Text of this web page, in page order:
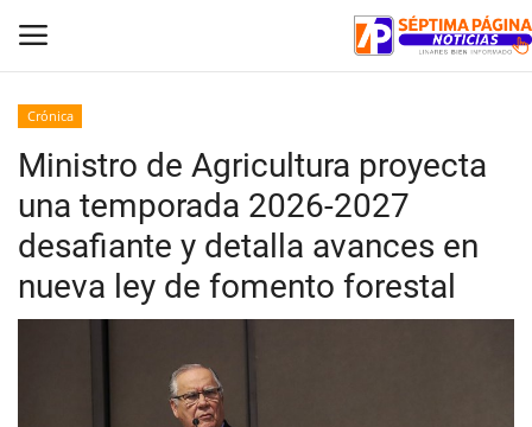
Inicio
Crónica
Policial
Crónica
Ministro de Agricultura proyecta
una temporada 2026-2027
desafiante y detalla avances en
nueva ley de fomento forestal